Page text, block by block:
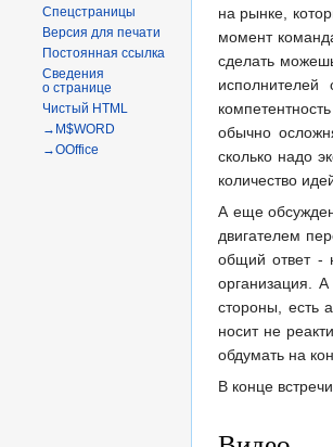
на рынке,
момент
сделать
исполнителей
обычно
сколько надо
количество
А еще
двигателем
общий ответ -
организация.
стороны, есть
носит не
обдумать на
В конце
Спецстраницы
Версия для печати
Постоянная ссылка
Сведения
о странице
Чистый HTML
→M$WORD
→OOffice